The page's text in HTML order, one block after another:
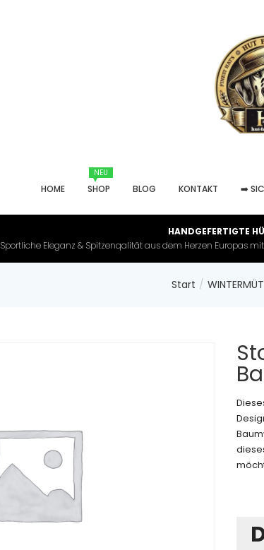
HOME
NEU
SHOP BLOG KONTAKT ➡️
HANDGEFERTIGTE
Sportliche Eleganz & Spitzenqalität aus dem Herzen Europas mit
Start